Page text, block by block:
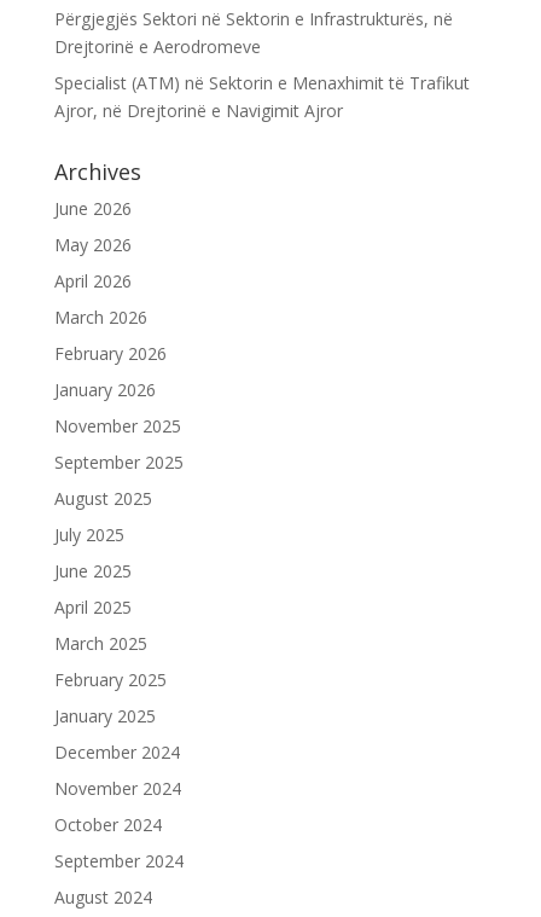
Përgjegjës Sektori në Sektorin e Infrastrukturës, në
Drejtorinë e Aerodromeve
Specialist (ATM) në Sektorin e Menaxhimit të Trafikut
Ajror, në Drejtorinë e Navigimit Ajror
Archives
June 2026
May 2026
April 2026
March 2026
February 2026
January 2026
November 2025
September 2025
August 2025
July 2025
June 2025
April 2025
March 2025
February 2025
January 2025
December 2024
November 2024
October 2024
September 2024
August 2024